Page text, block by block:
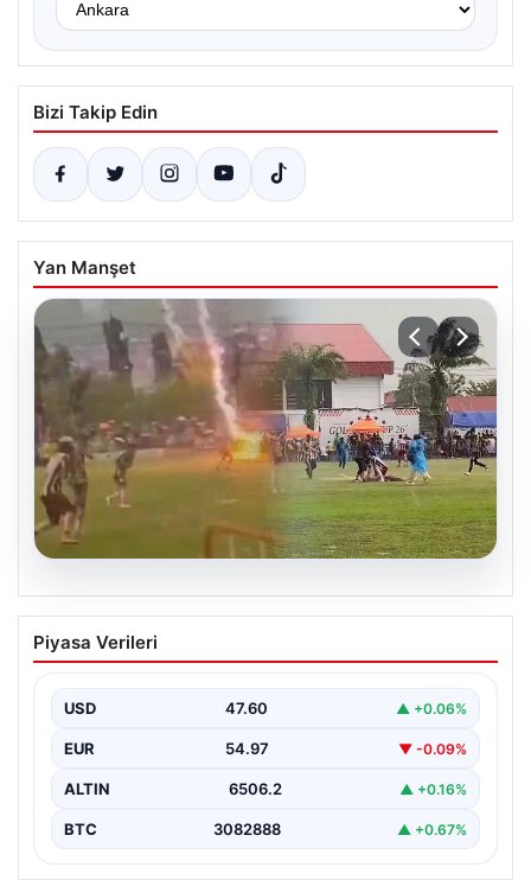
Bizi Takip Edin
Yan Manşet
05.08.2026
Olmaz denen oldu! Maç sırasında
yıldırım çarptı: O futbolcu hayatını
Piyasa Verileri
USD 47.60 ▲ +0.06%
EUR 54.97 ▼ -0.09%
ALTIN 6506.2 ▲ +0.16%
BTC 3082888 ▲ +0.67%